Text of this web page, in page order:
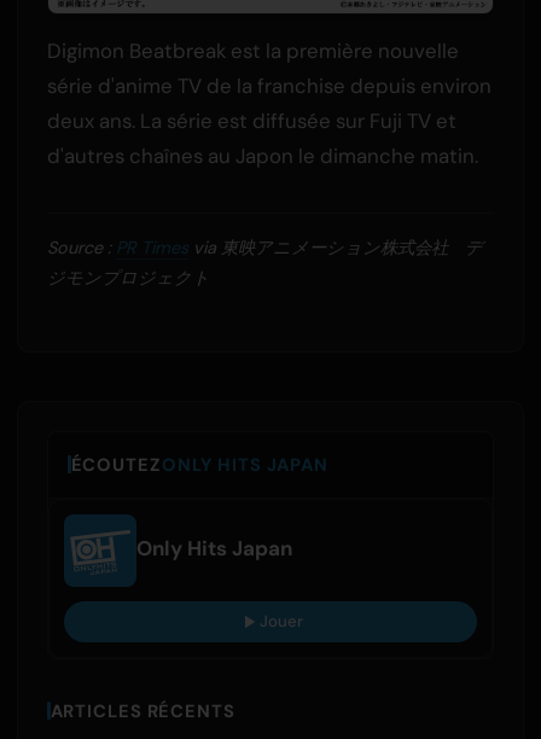
Digimon Beatbreak est la première nouvelle
série d'anime TV de la franchise depuis environ
deux ans. La série est diffusée sur Fuji TV et
d'autres chaînes au Japon le dimanche matin.
Source : PR Timesvia 東映アニメーション株式会社 デ
ジモンプロジェクト
ÉCOUTEZONLY HITS JAPAN
Only Hits Japan
Jouer
ARTICLES RÉCENTS